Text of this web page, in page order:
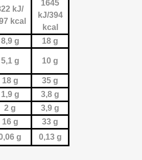
kJ/
kcal
1645
kJ/394
kcal
8,9 g
18 g
5,1 g 10 g
18 g
35 g
1,9 g
3,8 g
2 g
3,9 g
16 g
33 g
g 0,13 g